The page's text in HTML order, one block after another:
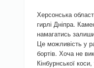
Херсонська
гирлі Дніпра.
намагатись
Це можливість у
бортів. Хоча не
Кінбурнської